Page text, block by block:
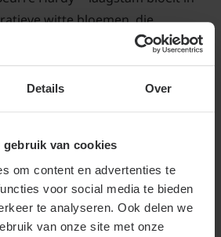
Details Over
gebruik van cookies
om content en advertenties te
voor social media te bieden
te analyseren. Ook delen we
van onze site met onze
witte bloemen, die
zoete, sappige, dof
september te oogsten is. Het
is dat hij geschikt is
en het fruit zonder ladder te
naar boven. De tuinplant
zijn bladeren en is goed